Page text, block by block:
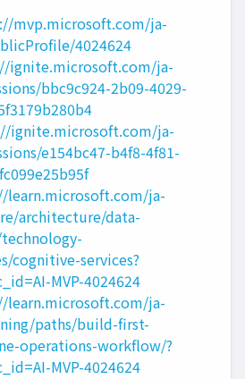
mvp.microsoft.com/ja-
4024624
ignite.microsoft.com/ja-
bbc9c924-2b09-4029-
ignite.microsoft.com/ja-
e154bc47-b4f8-4f81-
learn.microsoft.com/ja-
architecture/data-
cognitive-services?
MVP-4024624
learn.microsoft.com/ja-
paths/build-first-
operations-workflow/?
MVP-4024624